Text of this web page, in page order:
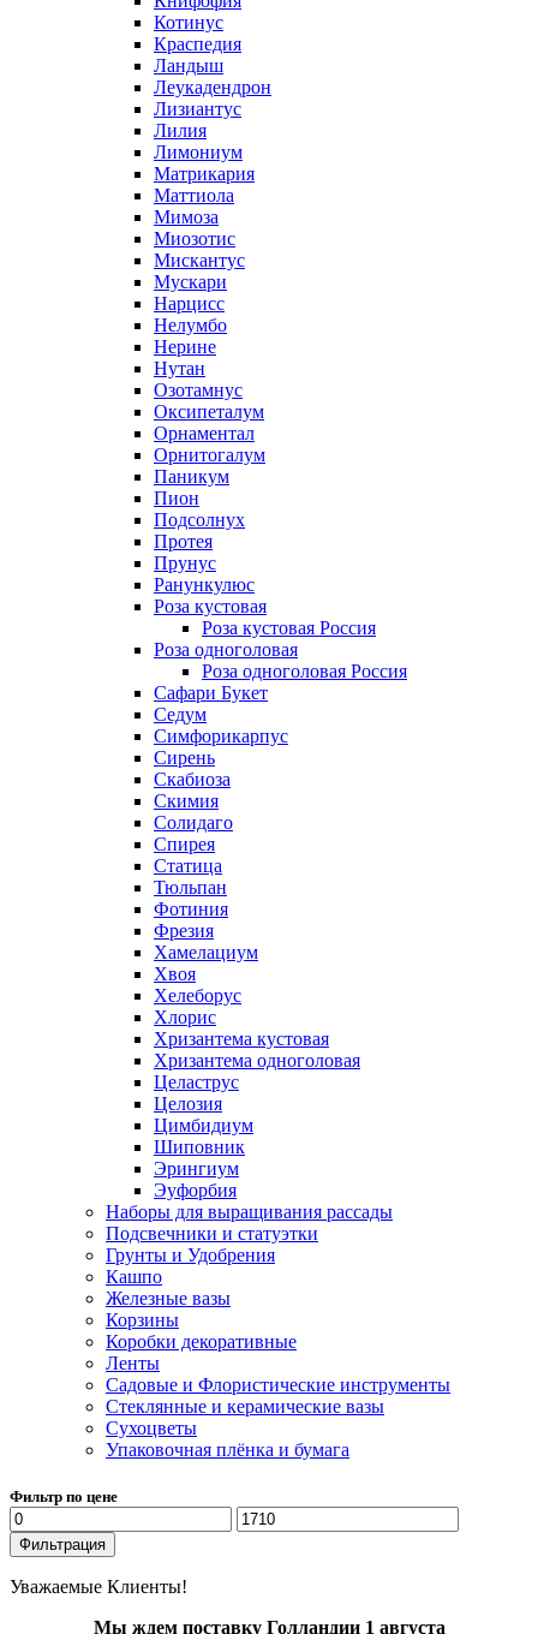
Котинус
Краспедия
Ландыш
Леукадендрон
Лизиантус
Лилия
Лимониум
Матрикария
Маттиола
Мимоза
Миозотис
Мискантус
Мускари
Нарцисс
Нелумбо
Нерине
Нутан
Озотамнус
Оксипеталум
Орнаментал
Орнитогалум
Паникум
Пион
Подсолнух
Протея
Прунус
Ранункулюс
Роза кустовая
Роза кустовая Россия
Роза одноголовая
Роза одноголовая Россия
Сафари Букет
Седум
Симфорикарпус
Сирень
Скабиоза
Скимия
Солидаго
Спирея
Статица
Тюльпан
Фотиния
Фрезия
Хамелациум
Хвоя
Хелеборус
Хлорис
Хризантема кустовая
Хризантема одноголовая
Целаструс
Целозия
Цимбидиум
Шиповник
Эрингиум
Эуфорбия
Наборы для выращивания рассады
Подсвечники и статуэтки
Грунты и Удобрения
Кашпо
Железные вазы
Корзины
Коробки декоративные
Ленты
Садовые и Флористические инструменты
Стеклянные и керамические вазы
Сухоцветы
Упаковочная плёнка и бумага
Фильтр по цене
Минимальная
цена
Максимальная
цена
Фильтрация
Уважаемые Клиенты!
Мы ждем поставку Голландии 1 августа